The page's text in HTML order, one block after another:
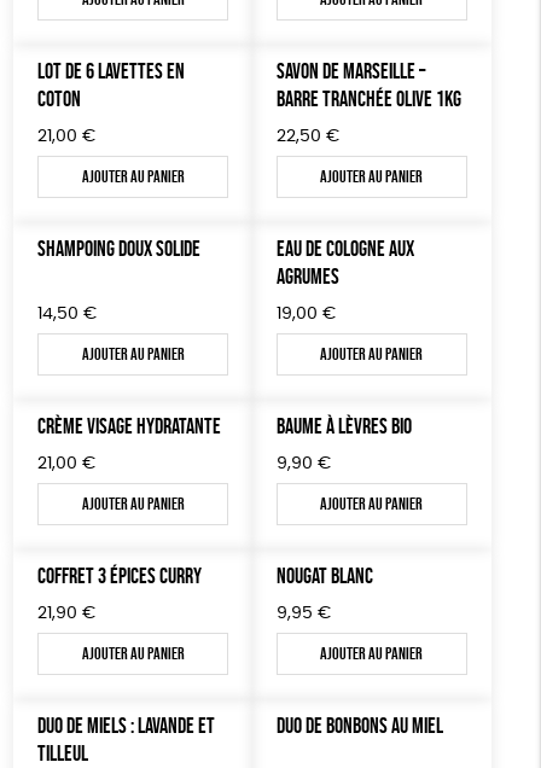
LOT DE 6 LAVETTES EN
COTON
21,00 €
Ajouter au panier
SAVON DE MARSEILLE –
BARRE TRANCHÉE OLIVE 1KG
22,50 €
Ajouter au panier
SHAMPOING DOUX SOLIDE
14,50 €
Ajouter au panier
EAU DE COLOGNE AUX
AGRUMES
19,00 €
Ajouter au panier
CRÈME VISAGE HYDRATANTE
21,00 €
Ajouter au panier
BAUME À LÈVRES BIO
9,90 €
Ajouter au panier
COFFRET 3 ÉPICES CURRY
21,90 €
Ajouter au panier
NOUGAT BLANC
9,95 €
Ajouter au panier
DUO DE MIELS : LAVANDE ET
TILLEUL
DUO DE BONBONS AU MIEL